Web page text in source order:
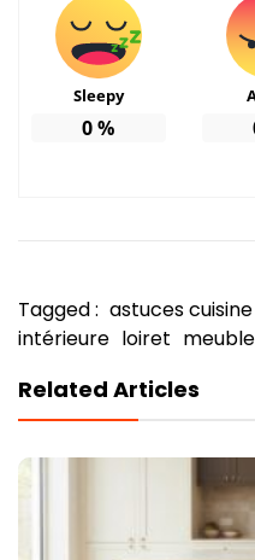
Sleepy
0%
Tagged : astuces cuisine
intérieure loiret
Related Articles